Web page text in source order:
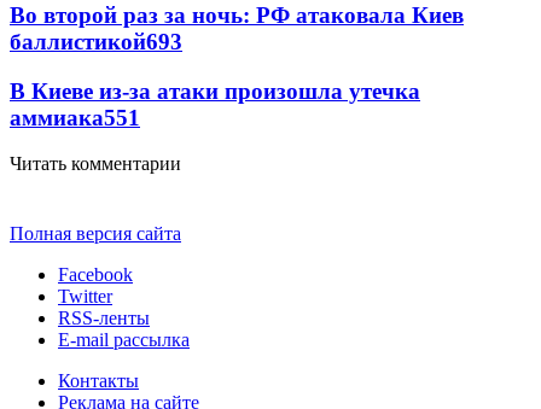
Во второй раз за ночь: РФ атаковала Киев
баллистикой693
В Киеве из-за атаки произошла утечка
аммиака551
Читать комментарии
Полная версия сайта
Facebook
Twitter
RSS-ленты
E-mail рассылка
Контакты
Реклама на сайте